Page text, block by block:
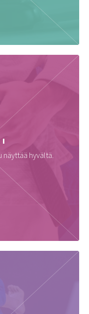
näyttää hyvältä.